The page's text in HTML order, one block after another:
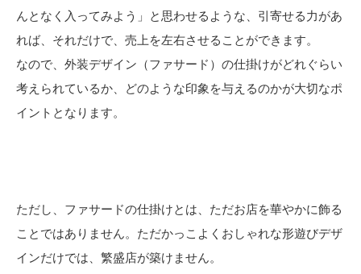
んとなく入ってみよう」と思わせるような、引寄せる力があ
れば、それだけで、売上を左右させることができます。
なので、外装デザイン（ファサード）の仕掛けがどれぐらい
考えられているか、どのような印象を与えるのかが大切なポ
イントとなります。
ただし、ファサードの仕掛けとは、ただお店を華やかに飾る
ことではありません。ただかっこよくおしゃれな形遊びデザ
インだけでは、繁盛店が築けません。